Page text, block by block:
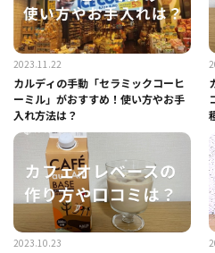
2023.11.22
カルディの手動「セラミックコーヒ
ーミル」がおすすめ！使い方やお手
入れ方法は？
2023.10.23